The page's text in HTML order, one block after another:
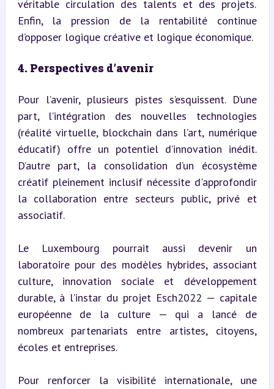
véritable circulation des talents et des projets.
Enfin, la pression de la rentabilité continue
d’opposer logique créative et logique économique.
4. Perspectives d’avenir
Pour l’avenir, plusieurs pistes s’esquissent. D’une
part, l’intégration des nouvelles technologies
(réalité virtuelle, blockchain dans l’art, numérique
éducatif) offre un potentiel d’innovation inédit.
D’autre part, la consolidation d’un écosystème
créatif pleinement inclusif nécessite d'approfondir
la collaboration entre secteurs public, privé et
associatif.
Le Luxembourg pourrait aussi devenir un
laboratoire pour des modèles hybrides, associant
culture, innovation sociale et développement
durable, à l’instar du projet Esch2022 — capitale
européenne de la culture — qui a lancé de
nombreux partenariats entre artistes, citoyens,
écoles et entreprises.
Pour renforcer la visibilité internationale, une